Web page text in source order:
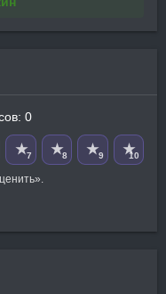
0
★7 ★8 ★9 ★10